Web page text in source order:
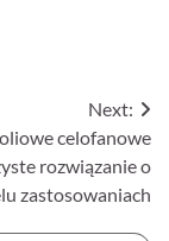
Next:
celofanowe
rozwiązanie o
zastosowaniach